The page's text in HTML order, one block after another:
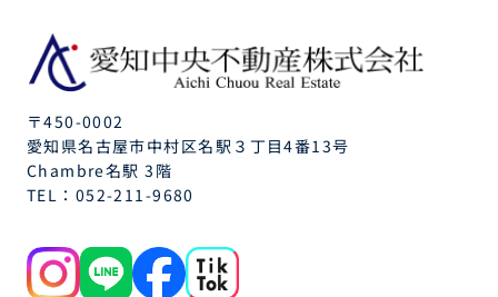
〒450-0002
愛知県名古屋市中村区名駅３丁目4番13号
Chambre名駅 3階
TEL： 052-211-9680